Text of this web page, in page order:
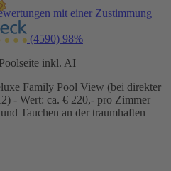
mit einer Zustimmung
(4590) 98%
inkl. AI
Family Pool View (bei direkter
- Wert: ca. € 220,- pro Zimmer
Tauchen an der traumhaften